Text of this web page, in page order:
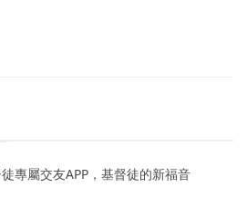
專屬交友APP，基督徒的新福音